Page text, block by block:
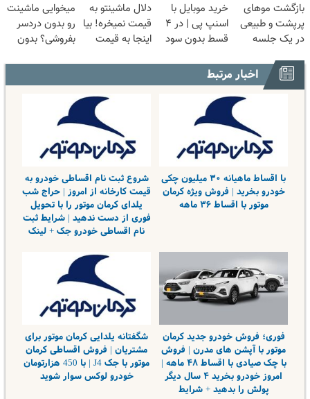
یک تماس
بازگشت موهای
پرپشت و طبیعی
در یک جلسه
خرید موبایل با
اسنپ پی | در ۴
قسط بدون سود
دلال ماشینتو به
قیمت نمیخره! بیا
اینجا به قیمت
میخوایی ماشینت
رو بدون دردسر
بفروشی؟ بدون
اخبار مرتبط
با اقساط ماهیانه ۳۰ میلیون چکی
خودرو بخرید | فروش ویژه کرمان
موتور با اقساط ۳۶ ماهه
شروع ثبت نام اقساطی خودرو به
قیمت کارخانه از امروز | حراج شب
یلدای کرمان موتور را با تحویل
فوری از دست ندهید | شرایط ثبت
نام اقساطی خودرو جک + لینک
فوری؛ فروش خودرو جدید کرمان
موتور با آپشن های مدرن | فروش
با چک صیادی با اقساط ۴۸ ماهه |
امروز خودرو بخرید ۴ سال دیگر
پولش را بدهید + شرایط
شگفتانه یلدایی کرمان موتور برای
مشتریان | فروش اقساطی کرمان
موتور با جک J4 | با 450 هزارتومان
خودرو لوکس سوار شوید